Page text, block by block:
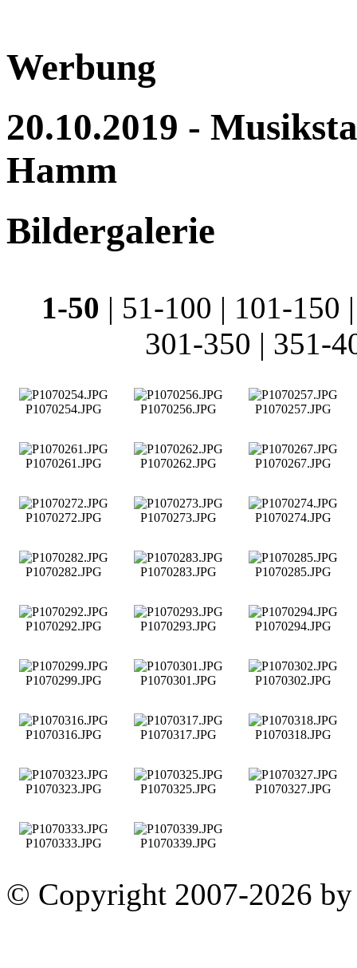
Werbung
20.10.2019 -
Hamm
Bildergalerie
1-50 | 51-100 | 101-150
301-350 | 351-
P1070254.JPG P1070256.JPG P1070257.JPG
P1070261.JPG P1070262.JPG P1070267.JPG
P1070272.JPG P1070273.JPG P1070274.JPG
P1070282.JPG P1070283.JPG P1070285.JPG
P1070292.JPG P1070293.JPG P1070294.JPG
P1070299.JPG P1070301.JPG P1070302.JPG
P1070316.JPG P1070317.JPG P1070318.JPG
P1070323.JPG P1070325.JPG P1070327.JPG
P1070333.JPG P1070339.JPG
© Copyright 2007-2026 by